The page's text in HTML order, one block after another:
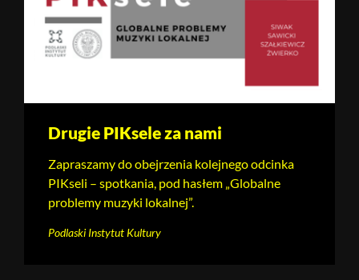
Drugie PIKsele za nami
Zapraszamy do obejrzenia kolejnego odcinka
PIKseli – spotkania, pod hasłem „Globalne
problemy muzyki lokalnej”.
Podlaski Instytut Kultury